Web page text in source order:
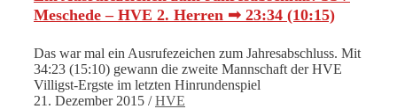
Meschede – HVE 2. Herren ➟ 23:34 (10:15)
Das war mal ein Ausrufezeichen zum Jahresabschluss. Mit
34:23 (15:10) gewann die zweite Mannschaft der HVE
Villigst-Ergste im letzten Hinrundenspiel
21. Dezember 2015 /HVE